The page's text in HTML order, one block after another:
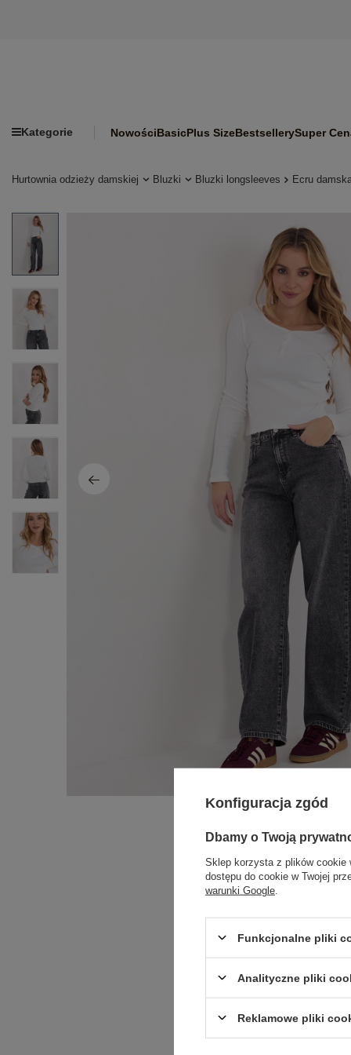
Kategorie NowościBasicPlus SizeBestsellerySuper
Hurtownia odzieży damskiej Bluzki Bluzki longsleeves Ecru
Konfiguracja zgód
Dbamy o Twoją
Sklep korzysta z plików cookie
dostępu do cookie w Twojej
warunki Google
Funkcjonalne pliki
Analityczne pliki
Reklamowe pliki